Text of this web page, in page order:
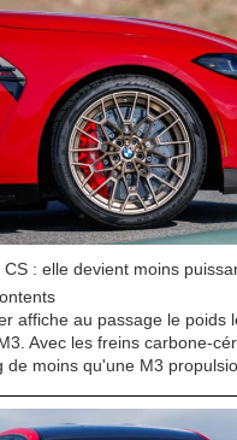
CS : elle devient moins
affiche au passage le poids
Avec les freins carbone-
de moins qu'une M3